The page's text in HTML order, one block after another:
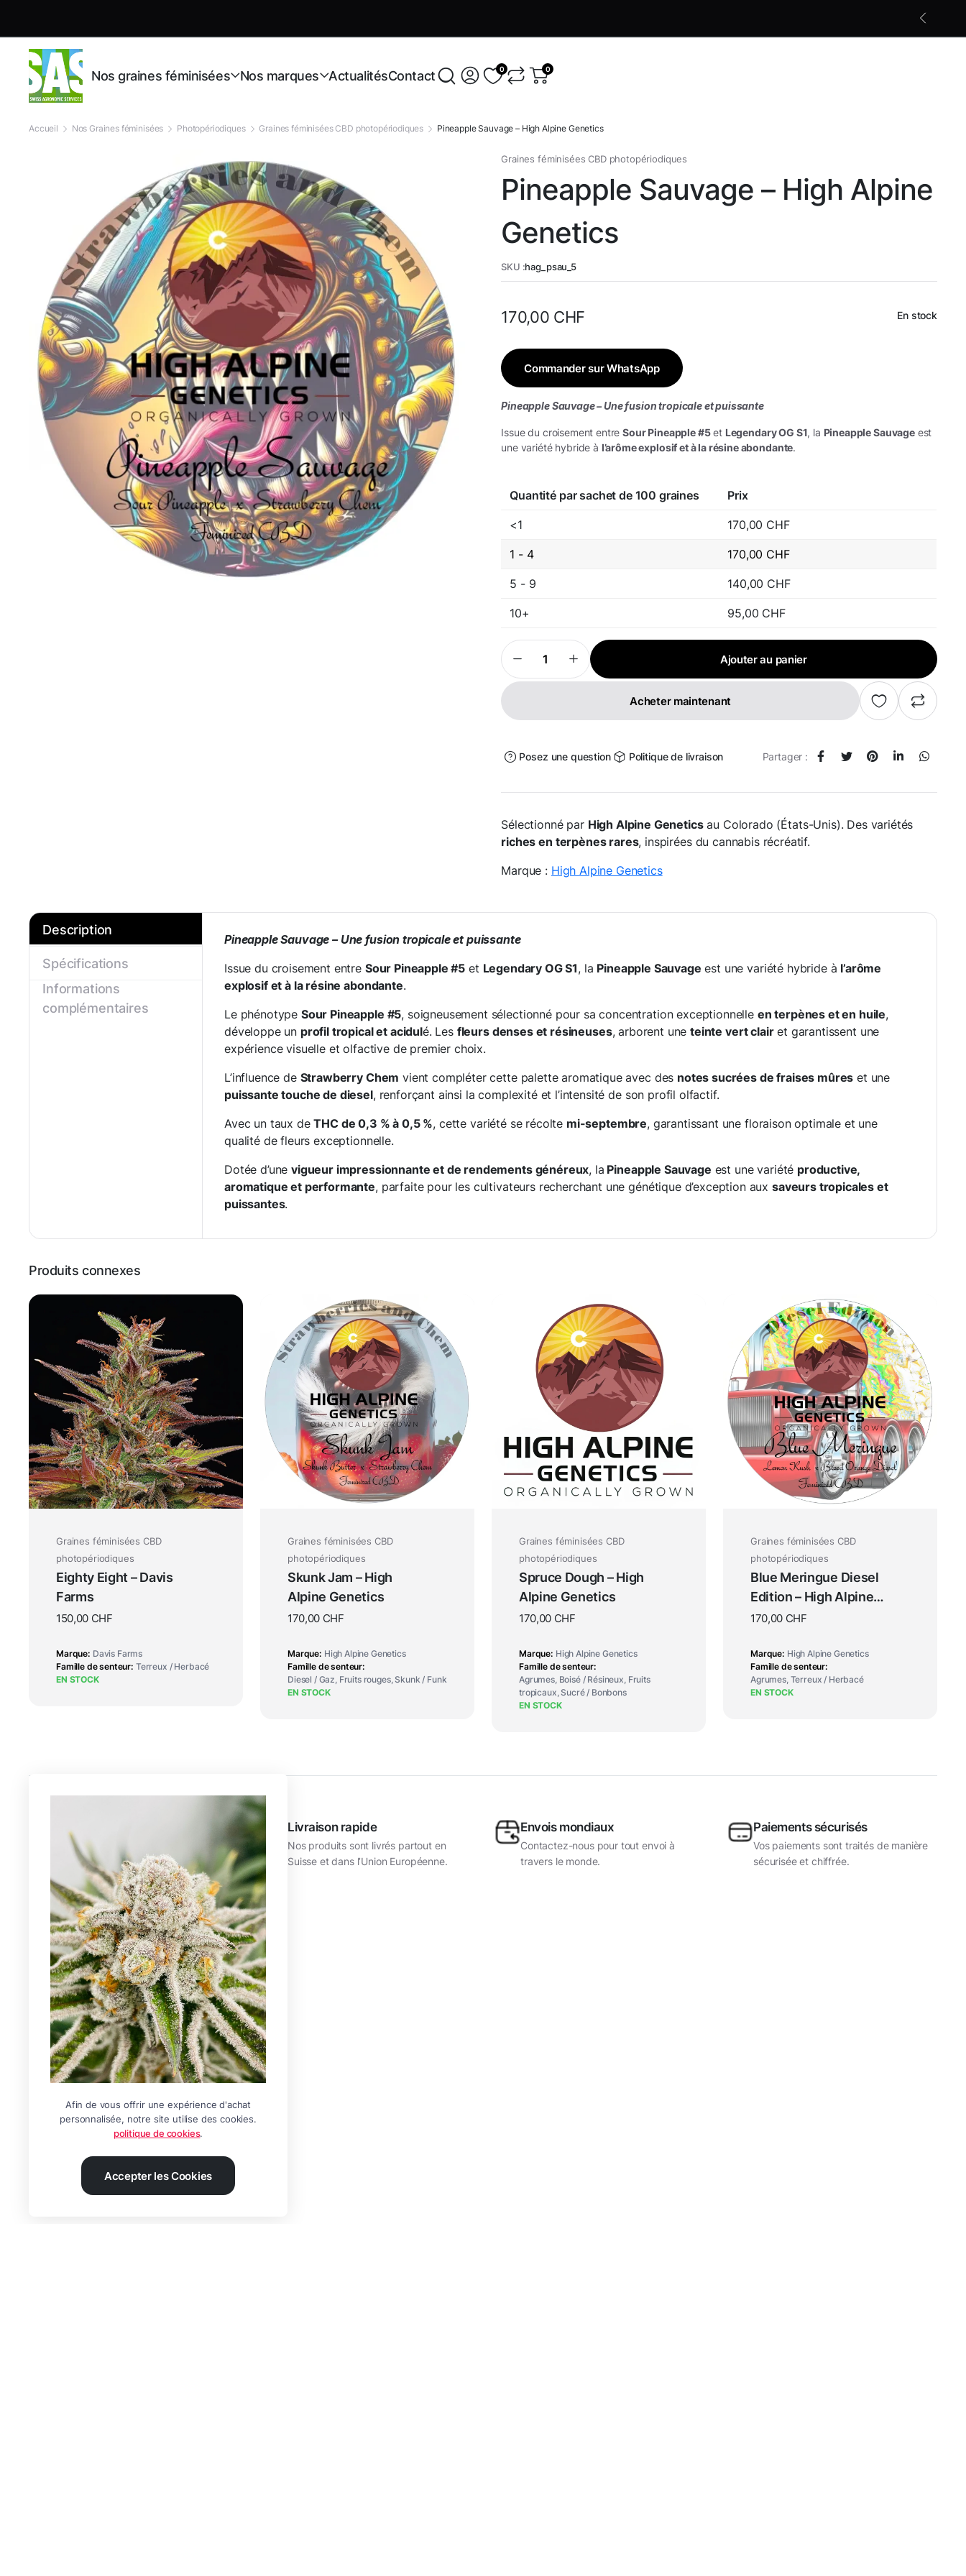
Nos graines féminisées Nos marques ActualitésContact 0 0
Accueil Nos Graines féminisées Photopériodiques Graines féminisées CBD photopériodiques Pineapple Sauvage – High Alpine Genetics
Graines féminisées CBD photopériodiques
Pineapple Sauvage – High Alpine
Genetics
SKU :hag_psau_5
170,00 CHF En stock
Commander sur WhatsApp
Pineapple Sauvage – Une fusion tropicale et puissante
Issue du croisement entreSour Pineapple #5et Legendary OG S1, la Pineapple Sauvageest
une variété hybride à l’arôme explosif et à la résine abondante.
Quantité par sachet de 100 graines Prix
<1 170,00 CHF
1 - 4 170,00 CHF
5 - 9 140,00 CHF
10+ 95,00 CHF
Pineapple
Sauvage
High
Alpine
Genetics
quantité
Ajouter au panier
Acheter maintenant
Posez une question Politique de livraison Partager :
Sélectionné par High Alpine Geneticsau Colorado (États-Unis). Des variétés
riches en terpènes rares, inspirées du cannabis récréatif.
Marque : High Alpine Genetics
Description
Spécifications
Informations
complémentaires
Pineapple Sauvage – Une fusion tropicale et puissante
Issue du croisement entre Sour Pineapple #5 et Legendary OG S1, la Pineapple Sauvage est une variété hybride à l’arôme
explosif et à la résine abondante.
Le phénotype Sour Pineapple #5, soigneusement sélectionné pour sa concentration exceptionnelle en terpènes et en huile,
développe un profil tropical et acidulé. Les fleurs denses et résineuses, arborent uneteinte vert clairet garantissent une
expérience visuelle et olfactive de premier choix.
L’influence de Strawberry Chem vient compléter cette palette aromatique avec des notes sucrées de fraises mûres et une
puissante touche de diesel, renforçant ainsi la complexité et l’intensité de son profil olfactif.
Avec un taux deTHC de 0,3 % à 0,5 %, cette variété se récolte mi-septembre, garantissant une floraison optimale et une
qualité de fleurs exceptionnelle.
Dotée d’unevigueur impressionnante et de rendements généreux, la Pineapple Sauvage est une variété productive,
aromatique et performante, parfaite pour les cultivateurs recherchant une génétique d’exception aux saveurs tropicales et
puissantes.
Produits connexes
Graines féminisées CBD
photopériodiques
Eighty Eight – Davis
Farms
150,00 CHF
Marque Davis Farms
Famille de senteur Terreux / Herbacé
EN STOCK
Graines féminisées CBD
photopériodiques
Skunk Jam – High
Alpine Genetics
170,00 CHF
Marque High Alpine Genetics
Famille de senteur
Diesel / Gaz, Fruits rouges, Skunk / Funk
EN STOCK
Graines féminisées CBD
photopériodiques
Spruce Dough – High
Alpine Genetics
170,00 CHF
Marque High Alpine Genetics
Famille de senteur
Agrumes, Boisé / Résineux, Fruits
tropicaux, Sucré / Bonbons
EN STOCK
Graines féminisées CBD
photopériodiques
Blue Meringue Diesel
Edition – High Alpine
Genetics
170,00 CHF
Marque High Alpine Genetics
Famille de senteur
Agrumes, Terreux / Herbacé
EN STOCK
Une équipe d’agronomes professionnels
à votre écoute.
Livraison rapide
Nos produits sont livrés partout en
Suisse et dans l’Union Européenne.
Envois mondiaux
Contactez-nous pour tout envoi à
travers le monde.
Paiements sécurisés
Vos paiements sont traités de manière
sécurisée et chiffrée.
Afin de vous offrir une expérience d'achat
personnalisée, notre site utilise des cookies.
politique de cookies.
Accepter les Cookies